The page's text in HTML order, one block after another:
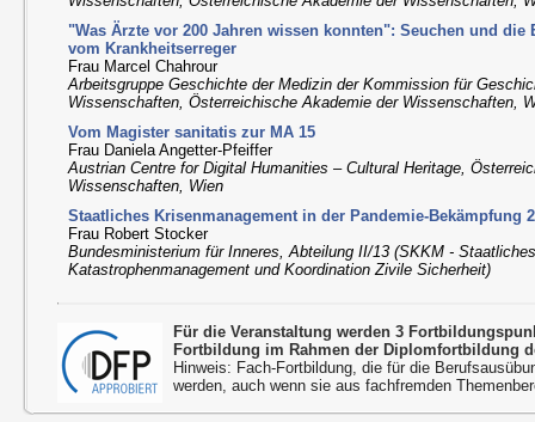
"Was Ärzte vor 200 Jahren wissen konnten": Seuchen und
vom Krankheitserreger
Frau Marcel Chahrour
Arbeitsgruppe Geschichte der Medizin der Kommission für
Wissenschaften, Österreichische Akademie der Wissenschaften,
Vom Magister sanitatis zur MA 15
Frau Daniela Angetter-Pfeiffer
Austrian Centre for Digital Humanities – Cultural Heritage,
Wissenschaften, Wien
Staatliches Krisenmanagement in der Pandemie-Bekämpfung
Frau Robert Stocker
Bundesministerium für Inneres, Abteilung II/13 (SKKM -
Katastrophenmanagement und Koordination Zivile Sicherheit)
Für die Veranstaltung werden 3
Fortbildung im Rahmen der Diplomfortbildung
Hinweis: Fach-Fortbildung, die für die
werden, auch wenn sie aus fachfremden